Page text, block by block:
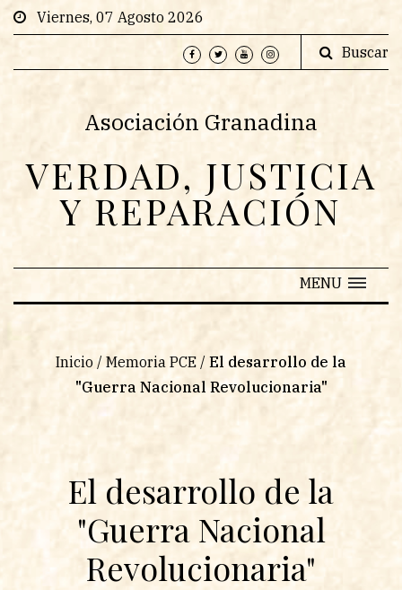
Viernes, 07 Agosto 2026
Buscar
Asociación Granadina
VERDAD, JUSTICIA
Y REPARACIÓN
MENU
Inicio / Memoria PCE / El desarrollo de la
"Guerra Nacional Revolucionaria"
El desarrollo de la
"Guerra Nacional
Revolucionaria"